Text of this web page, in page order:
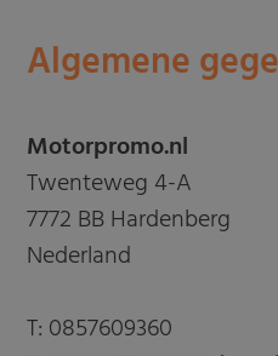
Algemene
Motorpromo.nl
Twenteweg 4-A
7772 BB Hardenberg
Nederland
T: 0857609360